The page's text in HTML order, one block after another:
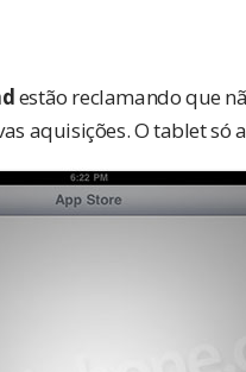
estão reclamando que
aquisições. O tablet só